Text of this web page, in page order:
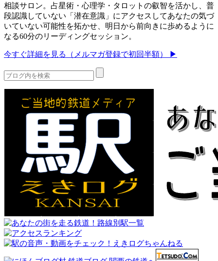
相談サロン。占星術・心理学・タロットの叡智を活かし、普
段認識していない「潜在意識」にアクセスしてあなたの気づ
いていない可能性を拓かせ、明日から前向きに歩めるように
なる60分のリーディングセッション。
今すぐ詳細を見る（メルマガ登録で初回半額） ▶